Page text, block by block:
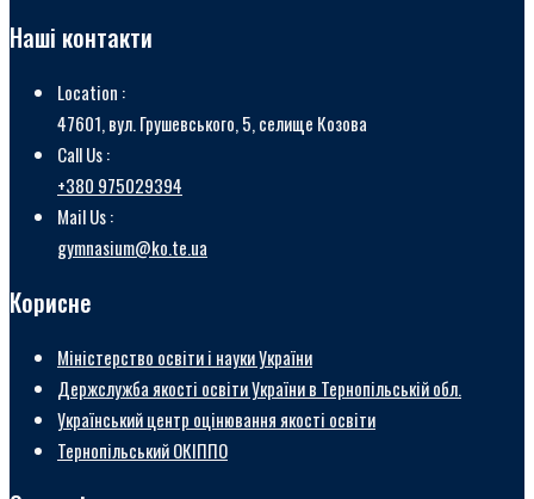
Наші контакти
Location :
47601, вул. Грушевського, 5, селище Козова
Call Us :
+380 975029394
Mail Us :
gymnasium@ko.te.ua
Корисне
Міністерство освіти і науки України
Держслужба якості освіти України в Тернопільській обл.
Український центр оцінювання якості освіти
Тернопільський ОКІППО